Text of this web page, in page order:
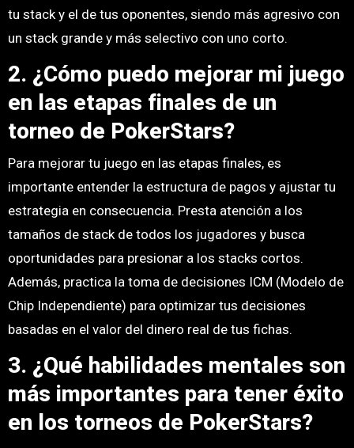
tu stack y el de tus oponentes, siendo más agresivo con
un stack grande y más selectivo con uno corto.
2. ¿Cómo puedo mejorar mi juego
en las etapas finales de un
torneo de PokerStars?
Para mejorar tu juego en las etapas finales, es
importante entender la estructura de pagos y ajustar tu
estrategia en consecuencia. Presta atención a los
tamaños de stack de todos los jugadores y busca
oportunidades para presionar a los stacks cortos.
Además, practica la toma de decisiones ICM (Modelo de
Chip Independiente) para optimizar tus decisiones
basadas en el valor del dinero real de tus fichas.
3. ¿Qué habilidades mentales son
más importantes para tener éxito
en los torneos de PokerStars?